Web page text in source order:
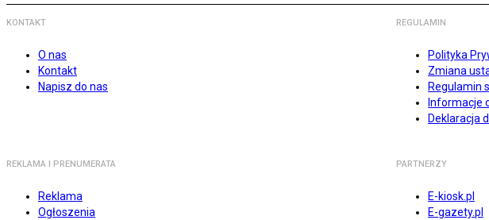
KONTAKT
O nas
Kontakt
Napisz do nas
REGULAMIN
Polityka
Zmiana
Regulamin
Informacje
Deklaracja
REKLAMA I PRENUMERATA
Reklama
Ogłoszenia
PARTNERZY
E-kiosk.pl
E-gazety.pl